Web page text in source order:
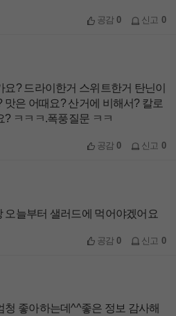
공감0 신고 0
요? 드라이한거 스위트한거 탄닌이
맛은 어때요? 산거에 비해서? 칼로
? ㅋㅋㅋ.폭풍질문 ㅋㅋ
공감0 신고 0
오늘부터 샐러드에 먹어야겠어요
공감0 신고 0
청 좋아하는데^^좋은 정보 감사해